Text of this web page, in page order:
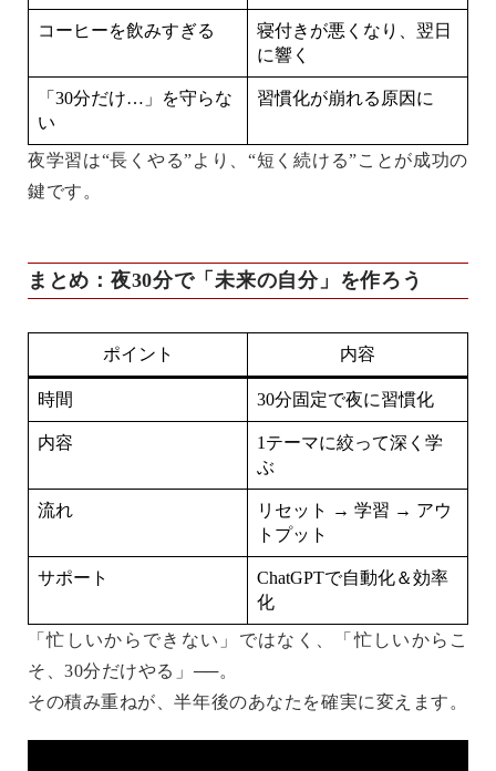
コーヒーを飲みすぎる
寝付きが悪くなり、翌日
に響く
「30分だけ…」を守らな
い
習慣化が崩れる原因に
夜学習は“長くやる”より、“短く続ける”ことが成功の
鍵です。
まとめ：夜30分で「未来の自分」を作ろう
ポイント 内容
時間 30分固定で夜に習慣化
内容
1テーマに絞って深く学
ぶ
流れ
リセット → 学習 → アウ
トプット
サポート
ChatGPTで自動化＆効率
化
「忙しいからできない」ではなく、「忙しいからこ
そ、30分だけやる」──。
その積み重ねが、半年後のあなたを確実に変えます。